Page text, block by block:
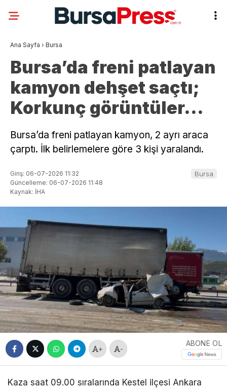
Ana Sayfa › Bursa
Bursa’da freni patlayan
kamyon dehşet saçtı;
Korkunç görüntüler…
Bursa’da freni patlayan kamyon, 2 ayrı araca
çarptı. İlk belirlemelere göre 3 kişi yaralandı.
Giriş: 06-07-2026 11:32
Güncelleme: 06-07-2026 11:48
Kaynak: İHA
Bursa
+ -
ABONE OL
Kaza saat 09.00 sıralarında Kestel ilçesi Ankara